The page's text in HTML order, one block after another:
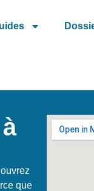
que